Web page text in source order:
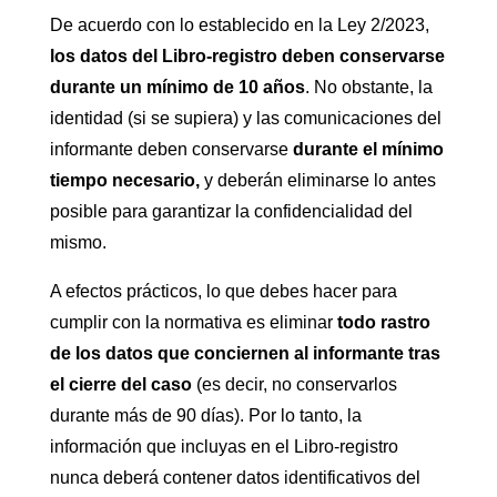
De acuerdo con lo establecido en la Ley 2/2023,
los datos del Libro-registro deben conservarse
durante un mínimo de 10 años. No obstante, la
identidad (si se supiera) y las comunicaciones del
informante deben conservarse durante el mínimo
tiempo necesario,y deberán eliminarse lo antes
posible para garantizar la confidencialidad del
mismo.
A efectos prácticos, lo que debes hacer para
cumplir con la normativa es eliminar todo rastro
de los datos que conciernen al informante tras
el cierre del caso(es decir, no conservarlos
durante más de 90 días). Por lo tanto, la
información que incluyas en el Libro-registro
nunca deberá contener datos identificativos del